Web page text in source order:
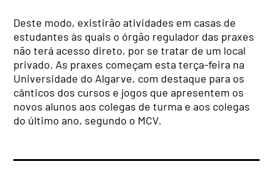
Deste modo, existirão atividades em casas de
estudantes às quais o órgão regulador das praxes
não terá acesso direto, por se tratar de um local
privado. As praxes começam esta terça-feira na
Universidade do Algarve, com destaque para os
cânticos dos cursos e jogos que apresentem os
novos alunos aos colegas de turma e aos colegas
do último ano, segundo o MCV.